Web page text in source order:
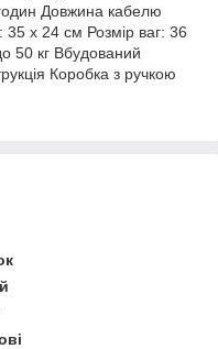
Довжина кабелю
x 24 см Розмір ваг: 36
50 кг Вбудований
Коробка з ручкою